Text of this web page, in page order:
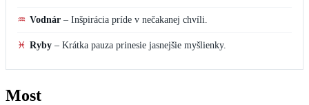
♒ Vodnár – Inšpirácia príde v nečakanej chvíli.
♓ Ryby – Krátka pauza prinesie jasnejšie myšlienky.
Most